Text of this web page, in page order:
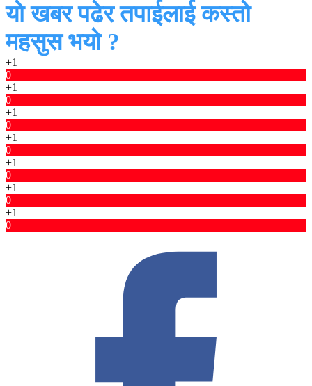
यो खबर पढेर तपाईलाई कस्तो
महसुस भयो ?
+1
0
+1
0
+1
0
+1
0
+1
0
+1
0
+1
0